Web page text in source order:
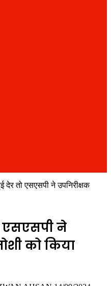
देर तो एसएसपी ने उपनिरीक्षक
एसएसपी ने
को किया